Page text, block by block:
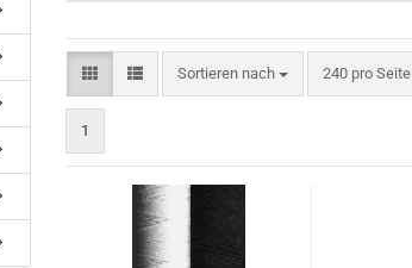
Sortieren nach
Sortieren nach 240 pro Seite
pro Seite
1